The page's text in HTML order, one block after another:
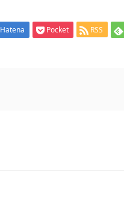
Hatena Pocket RSS